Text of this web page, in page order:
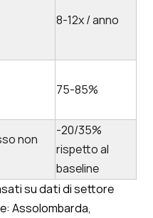
8-12x / anno
75-85%
non
-20/35%
rispetto al
baseline
su dati di settore
Assolombarda,